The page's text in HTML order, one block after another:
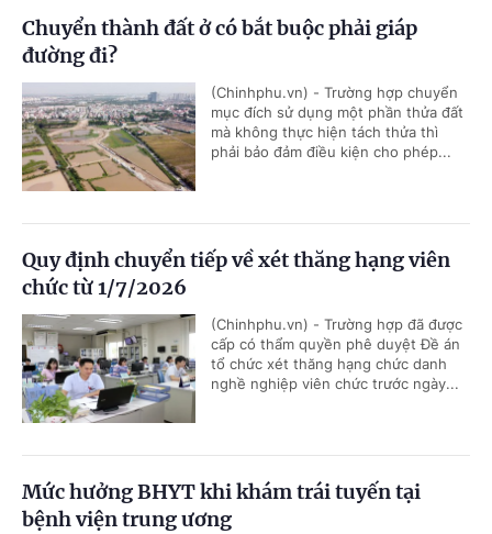
Chuyển thành đất ở có bắt buộc phải giáp
đường đi?
(Chinhphu.vn) - Trường hợp chuyển
mục đích sử dụng một phần thửa đất
mà không thực hiện tách thửa thì
phải bảo đảm điều kiện cho phép...
Quy định chuyển tiếp về xét thăng hạng viên
chức từ 1/7/2026
(Chinhphu.vn) - Trường hợp đã được
cấp có thẩm quyền phê duyệt Đề án
tổ chức xét thăng hạng chức danh
nghề nghiệp viên chức trước ngày...
Mức hưởng BHYT khi khám trái tuyến tại
bệnh viện trung ương